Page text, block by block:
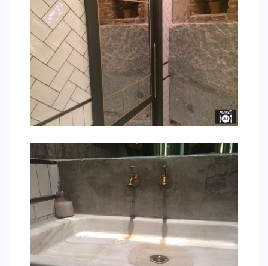
HEALTHY
SELECCIONES MESADE2
MAPA
POR SUS BAÑOS…
CONTACTO